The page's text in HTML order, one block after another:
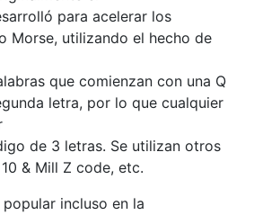
para acelerar los
Morse, utilizando el hecho de
que comienzan con una Q
letra, por lo que cualquier
de 3 letras. Se utilizan otros
& Mill Z code, etc.
incluso en la